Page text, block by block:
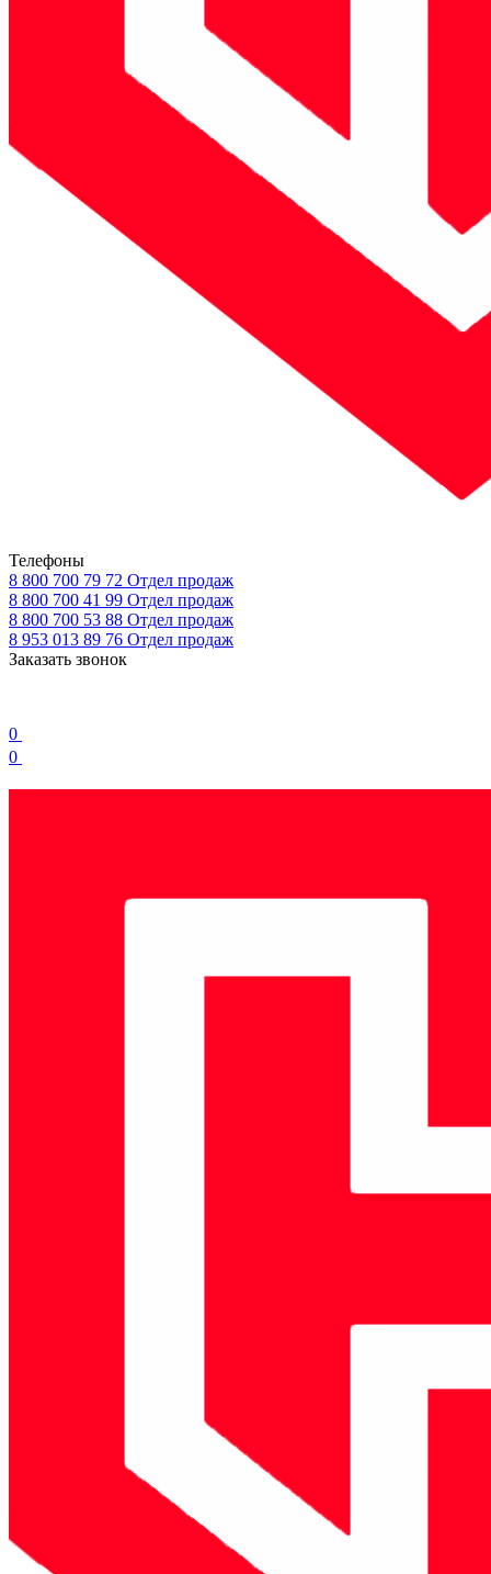
Телефоны
8 800 700 79 72 Отдел продаж
8 800 700 41 99 Отдел продаж
8 800 700 53 88 Отдел продаж
8 953 013 89 76 Отдел продаж
Заказать звонок
0
0